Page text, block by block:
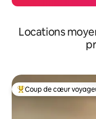
Locations
Coups de cœur
Coup de cœur